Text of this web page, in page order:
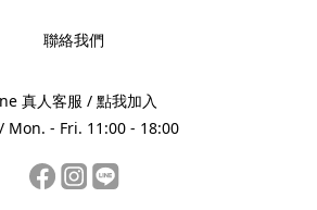
聯絡我們
真人客服 / 點我加入
Mon. - Fri. 11:00 - 18:00